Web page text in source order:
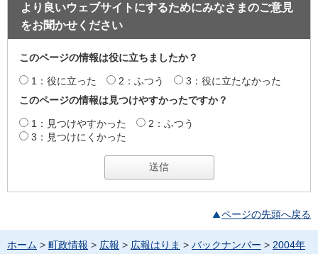
より良いウェブサイトにするためにみなさまのご意見
をお聞かせください
このページの情報は役に立ちましたか？
1：役に立った 2：ふつう
3：役に立たなかった
このページの情報は見つけやすかったですか？
1：見つけやすかった
2：ふつう
3：見つけにくかった
ページの先頭へ戻る
ホーム > 町政情報 > 広報 > 広報はりま > バックナンバー > 2004年